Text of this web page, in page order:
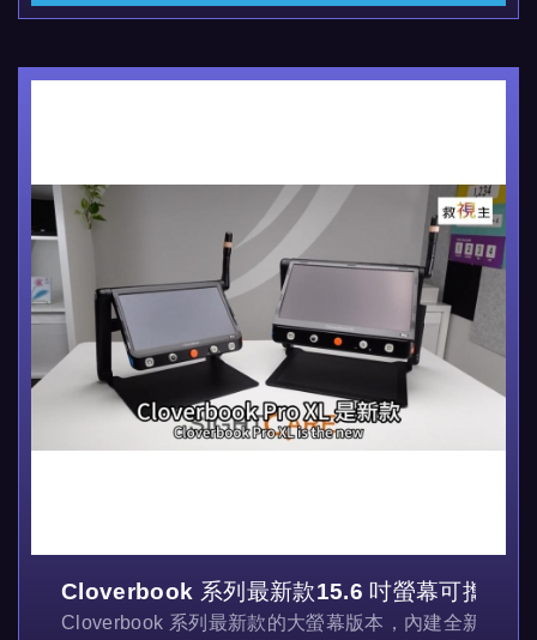
Cloverbook 系列最新款15.6 吋螢幕可攜式擴
Cloverbook 系列最新款的大螢幕版本，內建全新的文